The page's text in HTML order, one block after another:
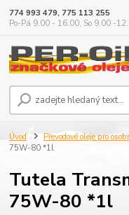
774 993 479, 775 113 255
Po-Pá 9.00 - 16.00, So 9.00 -
Úvod Převodové oleje pro
75W-80 *1l
Tutela
75W-80 *1l